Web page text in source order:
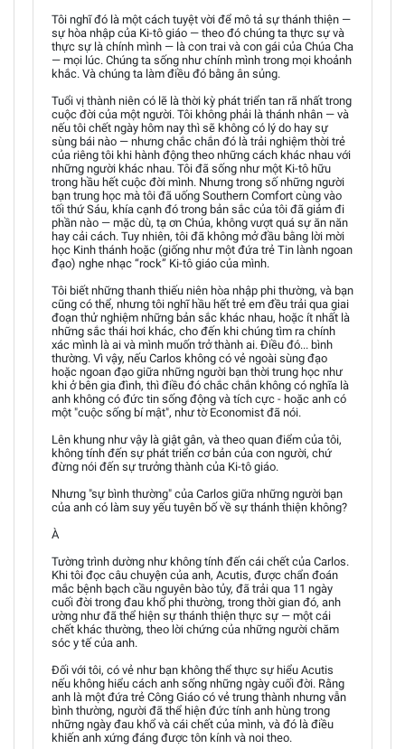
Tôi nghĩ đó là một cách tuyệt vời để mô tả sự thánh thiện —
sự hòa nhập của Ki-tô giáo — theo đó chúng ta thực sự và
thực sự là chính mình — là con trai và con gái của Chúa Cha
— mọi lúc. Chúng ta sống như chính mình trong mọi khoảnh
khắc. Và chúng ta làm điều đó bằng ân sủng.
Tuổi vị thành niên có lẽ là thời kỳ phát triển tan rã nhất trong
cuộc đời của một người. Tôi không phải là thánh nhân — và
nếu tôi chết ngày hôm nay thì sẽ không có lý do hay sự
sùng bái nào — nhưng chắc chắn đó là trải nghiệm thời trẻ
của riêng tôi khi hành động theo những cách khác nhau với
những người khác nhau. Tôi đã sống như một Ki-tô hữu
trong hầu hết cuộc đời mình. Nhưng trong số những người
bạn trung học mà tôi đã uống Southern Comfort cùng vào
tối thứ Sáu, khía cạnh đó trong bản sắc của tôi đã giảm đi
phần nào — mặc dù, tạ ơn Chúa, không vượt quá sự ăn năn
hay cải cách. Tuy nhiên, tôi đã không mở đầu bằng lời mời
học Kinh thánh hoặc (giống như một đứa trẻ Tin lành ngoan
đạo) nghe nhạc “rock” Ki-tô giáo của mình.
Tôi biết những thanh thiếu niên hòa nhập phi thường, và bạn
cũng có thể, nhưng tôi nghĩ hầu hết trẻ em đều trải qua giai
đoạn thử nghiệm những bản sắc khác nhau, hoặc ít nhất là
những sắc thái hơi khác, cho đến khi chúng tìm ra chính
xác mình là ai và mình muốn trở thành ai. Điều đó... bình
thường. Vì vậy, nếu Carlos không có vẻ ngoài sùng đạo
hoặc ngoan đạo giữa những người bạn thời trung học như
khi ở bên gia đình, thì điều đó chắc chắn không có nghĩa là
anh không có đức tin sống động và tích cực - hoặc anh có
một "cuộc sống bí mật", như tờ Economist đã nói.
Lên khung như vậy là giật gân, và theo quan điểm của tôi,
không tính đến sự phát triển cơ bản của con người, chứ
đừng nói đến sự trưởng thành của Ki-tô giáo.
Nhưng "sự bình thường" của Carlos giữa những người bạn
của anh có làm suy yếu tuyên bố về sự thánh thiện không?
À
Tường trình dường như không tính đến cái chết của Carlos.
Khi tôi đọc câu chuyện của anh, Acutis, được chẩn đoán
mắc bệnh bạch cầu nguyên bào tủy, đã trải qua 11 ngày
cuối đời trong đau khổ phi thường, trong thời gian đó, anh
ường như đã thể hiện sự thánh thiện thực sự — một cái
chết khác thường, theo lời chứng của những người chăm
sóc y tế của anh.
Đối với tôi, có vẻ như bạn không thể thực sự hiểu Acutis
nếu không hiểu cách anh sống những ngày cuối đời. Rằng
anh là một đứa trẻ Công Giáo có vẻ trung thành nhưng vẫn
bình thường, người đã thể hiện đức tính anh hùng trong
những ngày đau khổ và cái chết của mình, và đó là điều
khiến anh xứng đáng được tôn kính và noi theo.